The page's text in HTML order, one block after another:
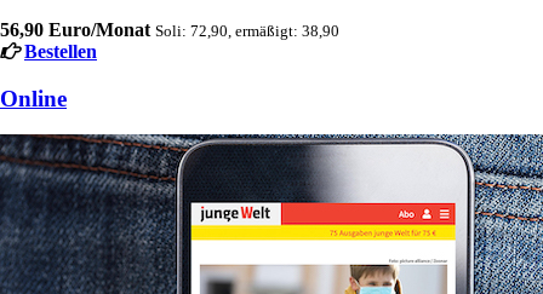
56,90 Euro/Monat Soli: 72,90, ermäßigt: 38,90
Bestellen
Online